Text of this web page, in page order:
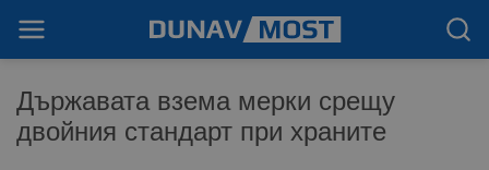
Държавата взема мерки срещу
двойния стандарт при храните